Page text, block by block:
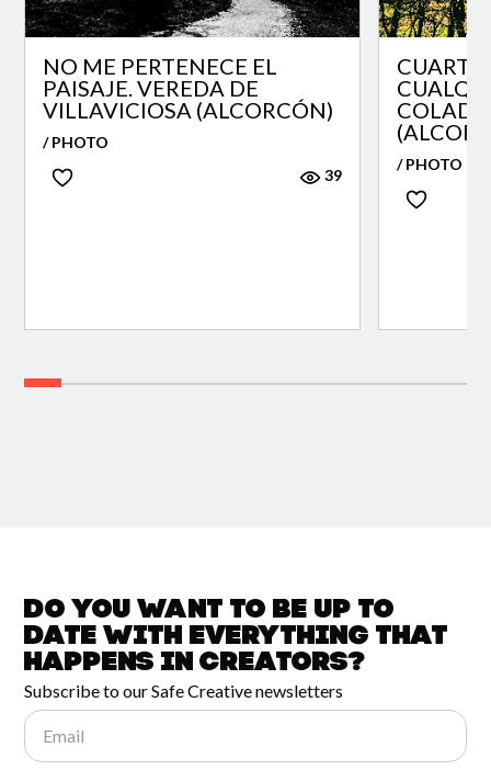
NO ME PERTENECE EL
PAISAJE. VEREDA DE
VILLAVICIOSA (ALCORCÓN)
/ PHOTO
39
/ PHOTO
Do you want to be up to
date witheverything that
happens inCreators?
Subscribe to our Safe Creative newsletters
Email